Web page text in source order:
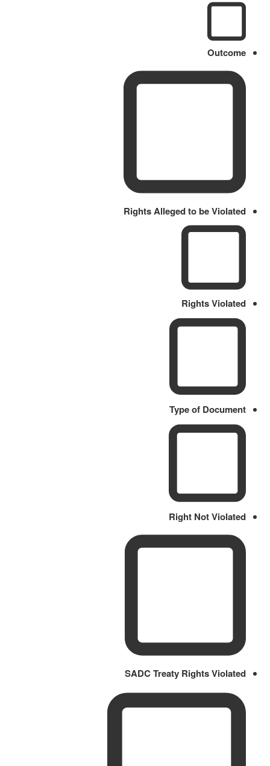
Outcome
Rights Alleged to be Violated
Rights Violated
Type of Document
Right Not Violated
SADC Treaty Rights Violated